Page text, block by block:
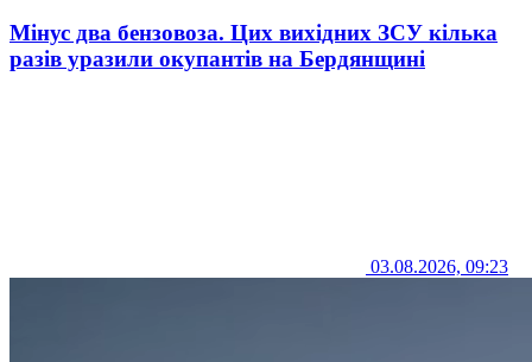
Мінус два бензовоза. Цих вихідних ЗСУ кілька
разів уразили окупантів на Бердянщині
03.08.2026, 09:23